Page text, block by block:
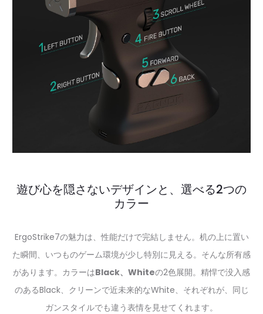
遊び心を隠さないデザインと、選べる2つの
カラー
ErgoStrike7の魅力は、性能だけで完結しません。机の上に置い
た瞬間、いつものゲーム環境が少し特別に見える。そんな所有感
があります。カラーはBlack、Whiteの2色展開。精悍で没入感
のあるBlack、クリーンで近未来的なWhite、それぞれが、同じ
ガンスタイルでも違う表情を見せてくれます。